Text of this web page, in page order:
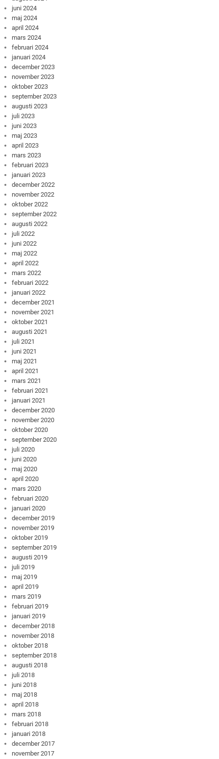
juni 2024
maj 2024
april 2024
mars 2024
februari 2024
januari 2024
december 2023
november 2023
oktober 2023
september 2023
augusti 2023
juli 2023
juni 2023
maj 2023
april 2023
mars 2023
februari 2023
januari 2023
december 2022
november 2022
oktober 2022
september 2022
augusti 2022
juli 2022
juni 2022
maj 2022
april 2022
mars 2022
februari 2022
januari 2022
december 2021
november 2021
oktober 2021
augusti 2021
juli 2021
juni 2021
maj 2021
april 2021
mars 2021
februari 2021
januari 2021
december 2020
november 2020
oktober 2020
september 2020
juli 2020
juni 2020
maj 2020
april 2020
mars 2020
februari 2020
januari 2020
december 2019
november 2019
oktober 2019
september 2019
augusti 2019
juli 2019
maj 2019
april 2019
mars 2019
februari 2019
januari 2019
december 2018
november 2018
oktober 2018
september 2018
augusti 2018
juli 2018
juni 2018
maj 2018
april 2018
mars 2018
februari 2018
januari 2018
december 2017
november 2017